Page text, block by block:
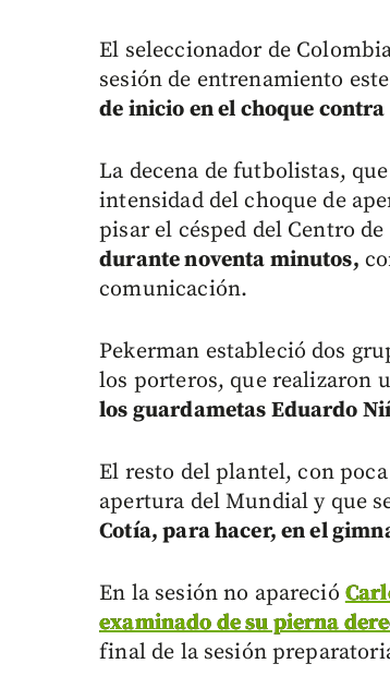
El seleccionador de
sesión de entrenamiento
de inicio en el choque
La decena de futbolistas,
intensidad del choque de
pisar el césped del Centro
durante noventa minutos,
comunicación.
Pekerman estableció dos
los porteros, que realizaron
los guardametas Eduardo
El resto del plantel, con
apertura del Mundial y que
Cotía, para hacer, en el
En la sesión no apareció
examinado de su pierna
final de la sesión